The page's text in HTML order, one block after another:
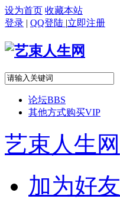
设为首页 收藏本站
登录 | QQ登陆 |立即注册
论坛BBS
其他方式购买VIP
艺束人生网
加为好友